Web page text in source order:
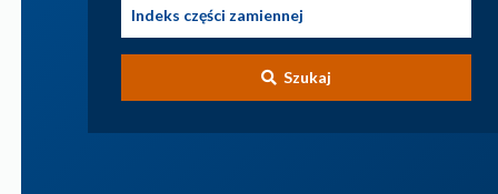
Szukaj